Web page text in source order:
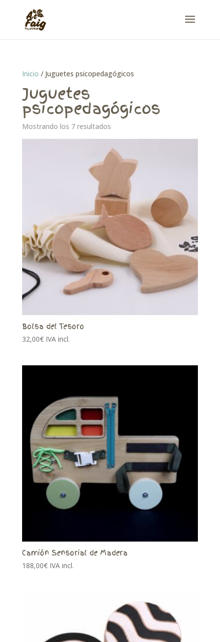
Inicio / Juguetes psicopedagógicos
Juguetes
psicopedagógicos
Mostrando los 7 resultados
Bolsa del Tesoro
32,00€ IVA incl.
Camión Sensorial de Madera
188,00€ IVA incl.